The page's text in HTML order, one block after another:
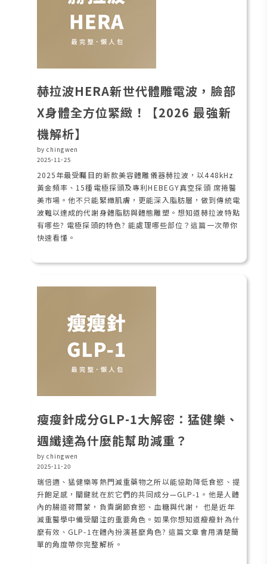
赫拉波HERA新世代體雕電波，臉部
X身體全方位緊緻！【2026 最強新
機解析】
by chingwen
2025-11-25
2025年最受矚目的新款美容體雕儀器赫拉波，以448kHz
黃金頻率、15種電極探頭及專利HEBEGY真空探頭 席捲醫
美市場。他不只能緊緻肌膚，更能深入脂肪層，做到傳統電
波難以達成的代謝身體脂肪與體態雕塑。想知道赫拉波特點
有哪些? 電極探頭的特色? 能處理哪些部位？這篇一次帶你
快速看懂。
瘦瘦針成分GLP-1大解密：猛健樂、
週纖達為什麼能幫助減重？
by chingwen
2025-11-20
瑞倍適、猛健樂等熱門減重藥物之所以能協助降低食慾、提
升飽足感，關鍵就在於它們的共同成分—GLP-1。他是人體
內的腸道荷爾蒙，負責調節食慾、血糖與代謝， 也是近年
減重醫學中備受關注的重要角色。如果你想知道瘦瘦針為什
麼有效、GLP-1在體內扮演甚麼角色? 這篇文章會用清楚簡
單的角度帶你完整解析。